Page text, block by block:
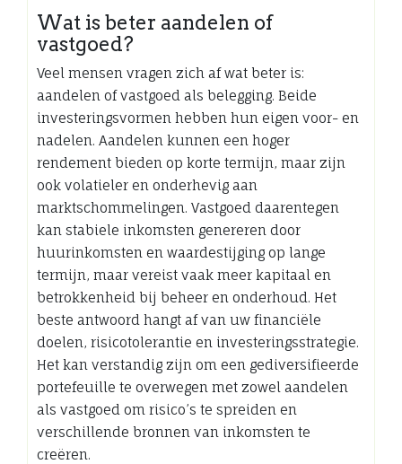
Wat is beter aandelen of
vastgoed?
Veel mensen vragen zich af wat beter is:
aandelen of vastgoed als belegging. Beide
investeringsvormen hebben hun eigen voor- en
nadelen. Aandelen kunnen een hoger
rendement bieden op korte termijn, maar zijn
ook volatieler en onderhevig aan
marktschommelingen. Vastgoed daarentegen
kan stabiele inkomsten genereren door
huurinkomsten en waardestijging op lange
termijn, maar vereist vaak meer kapitaal en
betrokkenheid bij beheer en onderhoud. Het
beste antwoord hangt af van uw financiële
doelen, risicotolerantie en investeringsstrategie.
Het kan verstandig zijn om een gediversifieerde
portefeuille te overwegen met zowel aandelen
als vastgoed om risico’s te spreiden en
verschillende bronnen van inkomsten te
creëren.